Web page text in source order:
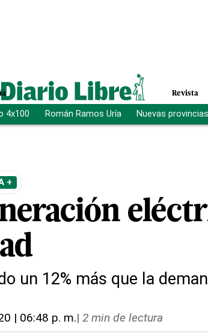
Revista
4x100 Román Ramos Uría Nuevas provincias
+
un 12% más que la
| 06:48 p. m.| 2 min de lectura